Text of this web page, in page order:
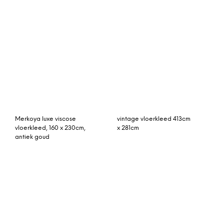
Archipelago vloerkleed
indigo (blauw)
Bobby vloerkleed 140 cm.